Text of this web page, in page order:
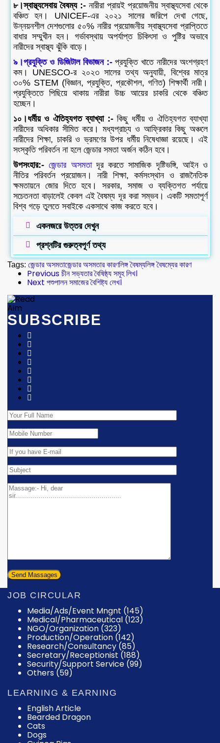
৮।স্বাস্থ্যসেবায় বৈষম্য :- নারীরা প্রায়ই প্রয়োজনীয় স্বাস্থ্যসেবা থেকে
বঞ্চিত হন। UNICEF-এর ২০২১ সালের জরিপে দেখা গেছে,
উন্নয়নশীল দেশগুলোর ৫০% নারীর প্রয়োজনীয় স্বাস্থ্যসেবা প্রাপ্তিতে
বাধার সম্মুখীন হন। গর্ভাবস্থায় অপর্যাপ্ত চিকিৎসা ও পুষ্টির অভাবে
নারীদের স্বাস্থ্য ঝুঁকি বাড়ে।
৯।প্রযুক্তি ও ডিজিটাল বিভাজন :- প্রযুক্তি খাতে নারীদের অংশগ্রহণ
কম। UNESCO-র ২০২৩ সালের তথ্য অনুযায়ী, বিশ্বের মাত্র
৩০% STEM (বিজ্ঞান, প্রযুক্তি, প্রকৌশল, গণিত) শিক্ষার্থী নারী।
প্রযুক্তিতে পিছিয়ে থাকায় নারীরা উচ্চ আয়ের চাকরি থেকে বঞ্চিত
হচ্ছেন।
১০।ধর্মীয় ও ঐতিহ্যগত ব্যাখ্যা :-কিছু ধর্মীয় ও ঐতিহ্যগত ব্যাখ্যা
নারীদের অধিকার সীমিত করে। মধ্যপ্রাচ্য ও আফ্রিকার কিছু অঞ্চলে
নারীদের শিক্ষা, চাকরি ও ভ্রমণের উপর ধর্মীয় নিষেধাজ্ঞা রয়েছে। এই
সংস্কৃতি পরিবর্তন না হলে জেন্ডার সমতা অর্জন কঠিন হবে।
উপসংহার:-জেন্ডার অসমতাদূর করতে সামাজিক দৃষ্টিভঙ্গি, আইন ও
নীতির পরিবর্তন প্রয়োজন। নারী শিক্ষা, কর্মসংস্থান ও রাজনৈতিক
ক্ষমতায়নে জোর দিতে হবে। সরকার, সমাজ ও ব্যক্তিগত পর্যায়ে
সচেতনতা বাড়ালেই কেবল এই বৈষম্য দূর করা সম্ভব। একটি সমতাপূর্ণ
বিশ্ব গড়ে তুলতে সবাইকে একসাথে কাজ করতে হবে।
একনজরে উত্তর দেখুন
প্রশ্নটির গুরুত্বপূর্ণ তথ্য
Tags: জেন্ডার অসমতাজেন্ডার অসমতার কারণলিঙ্গ বৈষম্যলিঙ্গ বৈষম্যের কারণ
Previousচীন সভ্যতার বৈষিষ্ঠ্য সমূহ লিখ।
Next পশুপালন সমাজের বৈশিষ্ট্য লেখ।
SUBSCRIBE
JOB CIRCULAR
Media/Ads/Event Mngnt (145)
Medical/Pharmaceutical (123)
NGO/Organization (323)
Production/Operation (142)
Research/Consultancy (85)
Secretary/Receptionist (188)
Security/Support Service (99)
Others (59)
LEARNING & EARNING
English Article
Bearded Dragon
Cats
Dogs